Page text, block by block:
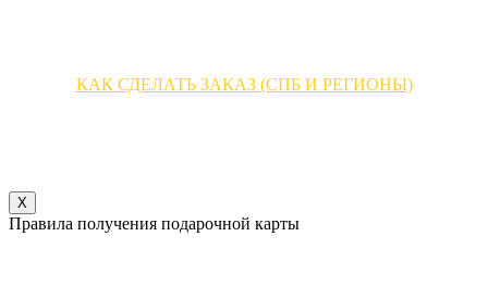
КАК СДЕЛАТЬ ЗАКАЗ (СПБ И РЕГИОНЫ)
X
Правила получения подарочной карты